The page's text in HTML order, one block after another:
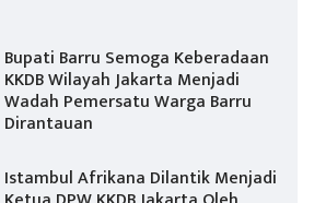
Bupati Barru Semoga Keberadaan
KKDB Wilayah Jakarta Menjadi
Wadah Pemersatu Warga Barru
Dirantauan
Istambul Afrikana Dilantik Menjadi